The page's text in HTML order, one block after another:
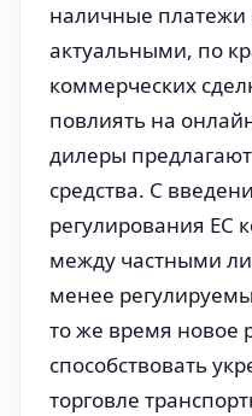
наличные платежи
актуальными, по
коммерческих
повлиять на
дилеры
средства. С
регулирования ЕС
между частными
менее
то же время новое
способствовать
торговле